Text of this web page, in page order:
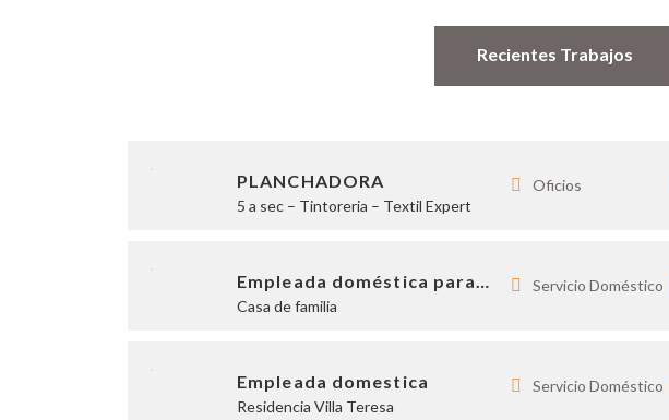
Recientes Trabajos
PLANCHADORA
5 a sec – Tintoreria – Textil Expert
Oficios
Empleada doméstica para…
Casa de familia
Servicio Doméstico
Empleada domestica
Residencia Villa Teresa
Servicio Doméstico